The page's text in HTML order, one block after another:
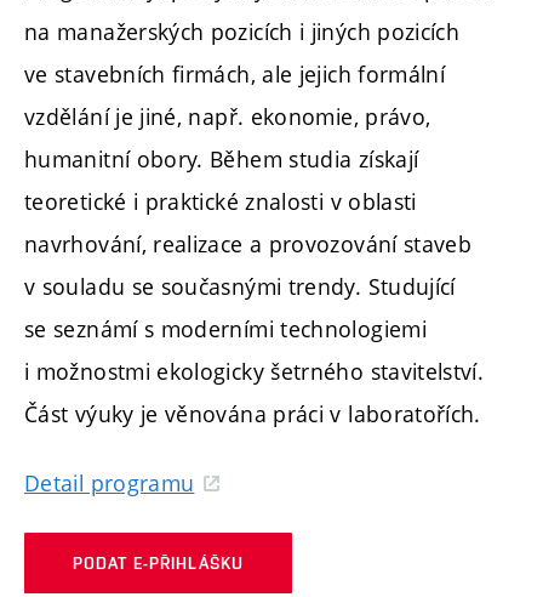
na manažerských pozicích i jiných pozicích
ve stavebních firmách, ale jejich formální
vzdělání je jiné, např. ekonomie, právo,
humanitní obory. Během studia získají
teoretické i praktické znalosti v oblasti
navrhování, realizace a provozování staveb
v souladu se současnými trendy. Studující
se seznámí s moderními technologiemi
i možnostmi ekologicky šetrného stavitelství.
Část výuky je věnována práci v laboratořích.
Detail programu
PODAT E-PŘIHLÁŠKU